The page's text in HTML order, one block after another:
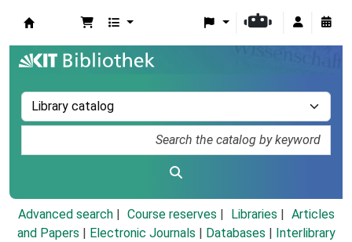
Advanced search Course reserves Libraries
Articles
and Papers
Electronic Journals Databases
Interlibrary